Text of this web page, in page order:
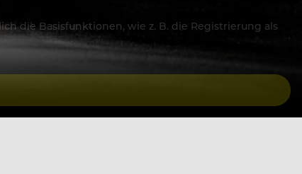
die Basisfunktionen, wie z. B. die Registrierung als